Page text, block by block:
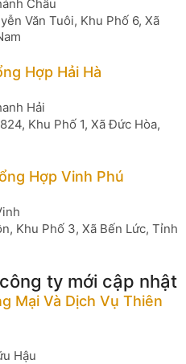
Châu
Văn Tuôi, Khu Phố 6, Xã
Hợp Hải Hà
Hải
Khu Phố 1, Xã Đức Hòa,
Hợp Vinh Phú
Khu Phố 3, Xã Bến Lức, Tỉnh
ty mới cập nhật
Mại Và Dịch Vụ Thiên
Hậu